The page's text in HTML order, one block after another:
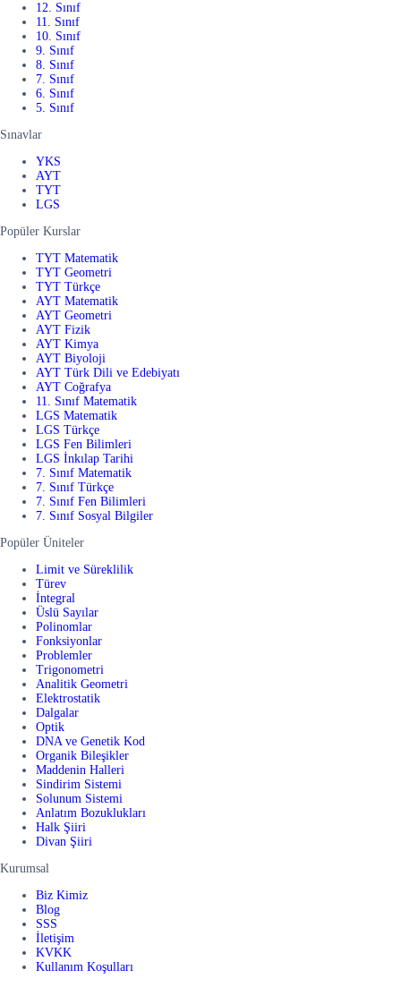
12. Sınıf
11. Sınıf
10. Sınıf
9. Sınıf
8. Sınıf
7. Sınıf
6. Sınıf
5. Sınıf
Sınavlar
YKS
AYT
TYT
LGS
Popüler Kurslar
TYT Matematik
TYT Geometri
TYT Türkçe
AYT Matematik
AYT Geometri
AYT Fizik
AYT Kimya
AYT Biyoloji
AYT Türk Dili ve Edebiyatı
AYT Coğrafya
11. Sınıf Matematik
LGS Matematik
LGS Türkçe
LGS Fen Bilimleri
LGS İnkılap Tarihi
7. Sınıf Matematik
7. Sınıf Türkçe
7. Sınıf Fen Bilimleri
7. Sınıf Sosyal Bilgiler
Popüler Üniteler
Limit ve Süreklilik
Türev
İntegral
Üslü Sayılar
Polinomlar
Fonksiyonlar
Problemler
Trigonometri
Analitik Geometri
Elektrostatik
Dalgalar
Optik
DNA ve Genetik Kod
Organik Bileşikler
Maddenin Halleri
Sindirim Sistemi
Solunum Sistemi
Anlatım Bozuklukları
Halk Şiiri
Divan Şiiri
Kurumsal
Biz Kimiz
Blog
SSS
İletişim
KVKK
Kullanım Koşulları